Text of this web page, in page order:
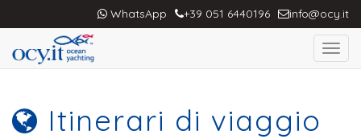
WhatsApp +39 051 6440196 info@ocy.it
Itinerari di viaggio